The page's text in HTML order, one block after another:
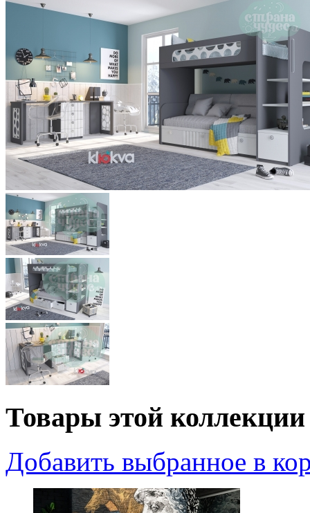
Товары этой коллекции
Добавить выбранное в